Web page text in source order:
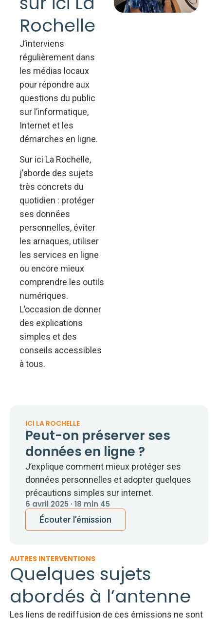
Rochelle
J’interviens
régulièrement dans
les médias locaux
pour répondre aux
questions du public
sur l’informatique,
Internet et les
démarches en ligne.
Sur ici La Rochelle,
j’aborde des sujets
très concrets du
quotidien : protéger
ses données
personnelles, éviter
les arnaques, utiliser
les services en ligne
ou encore mieux
comprendre les outils
numériques.
L’occasion de donner
des explications
simples et des
conseils accessibles
à tous.
ICI LA ROCHELLE
Peut-on préserver ses
données en ligne ?
J’explique comment mieux protéger ses
données personnelles et adopter quelques
précautions simples sur internet.
6 avril 2025 · 18 min 45
Écouter l’émission
AUTRES INTERVENTIONS
Quelques sujets
abordés à l’antenne
Les liens de rediffusion de ces émissions ne sont